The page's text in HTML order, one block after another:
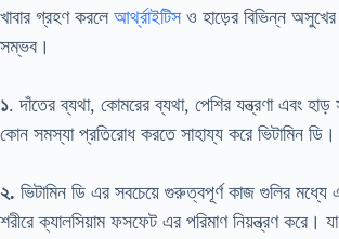
খাবার গ্রহণ করলে আর্থ্রাইটিসও হাড়ের বিভিন্ন
সম্ভব।
১. দাঁতের ব্যথা, কোমরের ব্যথা, পেশির যন্ত্রণা এবং হাড়
কোন সমস্যা প্রতিরোধ করতে সাহায্য করে ভিটামিন ডি।
২. ভিটামিন ডি এর সবচেয়ে গুরুত্বপূর্ণ কাজ গুলির মধ্যে
শরীরে ক্যালসিয়াম ফসফেট এর পরিমাণ নিয়ন্ত্রণ করে।